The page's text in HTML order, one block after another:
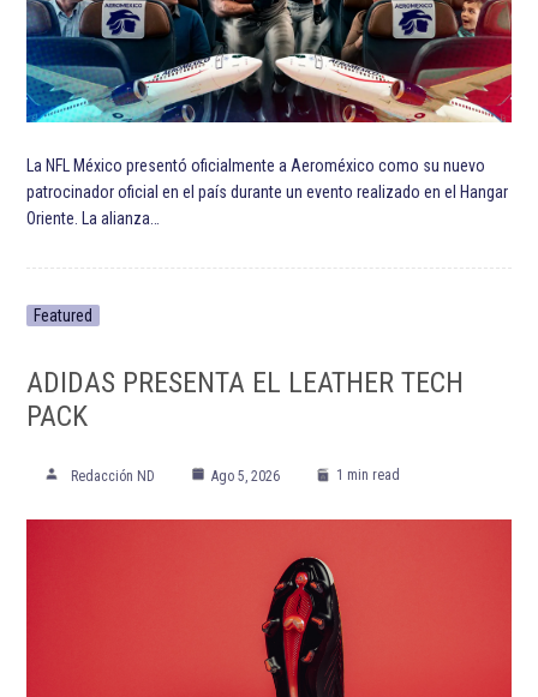
La NFL México presentó oficialmente a Aeroméxico como su nuevo
patrocinador oficial en el país durante un evento realizado en el Hangar
Oriente. La alianza…
Featured
ADIDAS PRESENTA EL LEATHER TECH
PACK
Redacción ND Ago 5, 2026 1 min read